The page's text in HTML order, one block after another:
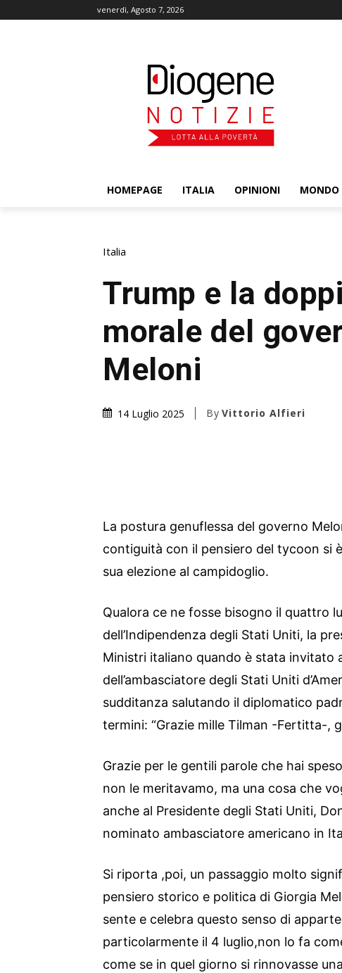
venerdì, Agosto 7, 2026
HOMEPAGE ITALIA OPINIONI MONDO
Italia
Trump e la
morale del
Meloni
14 Luglio 2025 By Vittorio Alfieri
La postura genuflessa del governo
contiguità con il pensiero del tycoon si
sua elezione al campidoglio.
Qualora ce ne fosse bisogno il quattro
dell’Indipendenza degli Stati Uniti, la
Ministri italiano quando è stata invitato
dell’ambasciatore degli Stati Uniti
sudditanza salutando il diplomatico
termini: “Grazie mille Tilman -Fertitta-,
Grazie per le gentili parole che hai
non le meritavamo, ma una cosa che
anche al Presidente degli Stati Uniti,
nominato ambasciatore americano in
Si riporta ,poi, un passaggio molto
pensiero storico e politica di Giorgia
sente e celebra questo senso di
particolarmente il 4 luglio,non lo fa
come se in quel giorno si rinnovasse